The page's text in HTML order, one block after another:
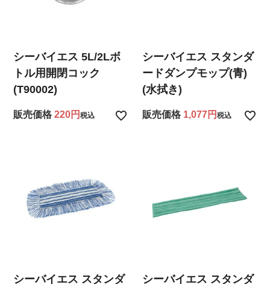
シーバイエス 5L/2Lボ
トル用開閉コック
(T90002)
販売価格 220 税込
シーバイエス スタンダ
ードダンプモップ(青)
(水拭き)
販売価格 1,077 税込
シーバイエス スタンダ
シーバイエス スタンダ